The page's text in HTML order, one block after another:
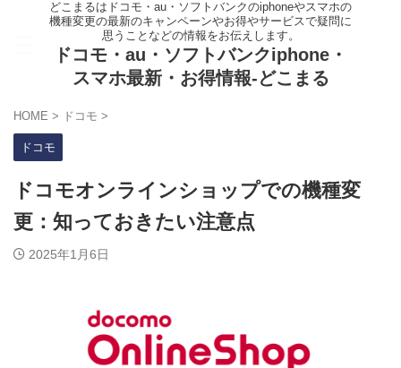
どこまるはドコモ・au・ソフトバンクのiphoneやスマホの
機種変更の最新のキャンペーンやお得やサービスで疑問に
思うことなどの情報をお伝えします。
ドコモ・au・ソフトバンクiphone・
スマホ最新・お得情報-どこまる
HOME > ドコモ >
ドコモ
ドコモオンラインショップでの機種変
更：知っておきたい注意点
2025年1月6日